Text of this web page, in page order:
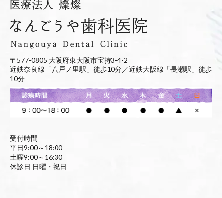
〒577-0805 大阪府東大阪市宝持3-4-2
近鉄奈良線「八戸ノ里駅」徒歩10分／近鉄大阪線「長瀬駅」徒歩
10分
受付時間
平日9:00～18:00
土曜9:00～16:30
休診日 日曜・祝日